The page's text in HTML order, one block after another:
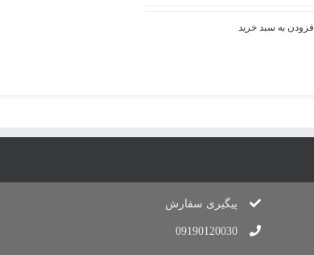
افزودن به سبد خرید
پیگیری سفارش
09190120030